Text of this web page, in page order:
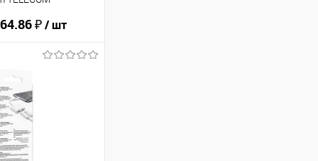
₽/ шт
В избранное